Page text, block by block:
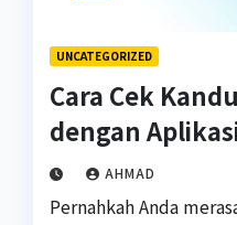
UNCATEGORIZED
Cara Cek
dengan
AHMAD
Pernahkah Anda